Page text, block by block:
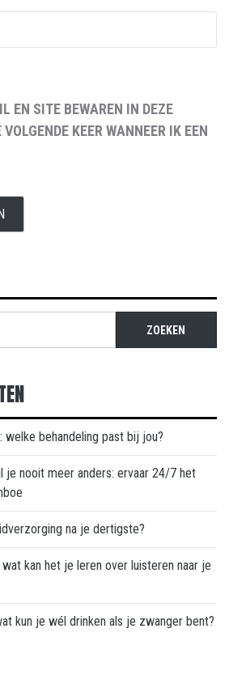
EN SITE BEWAREN IN DEZE
VOLGENDE KEER WANNEER IK EEN
ZOEKEN
welke behandeling past bij jou?
je nooit meer anders: ervaar 24/7 het
na je dertigste?
kan het je leren over luisteren naar je
kun je wél drinken als je zwanger bent?